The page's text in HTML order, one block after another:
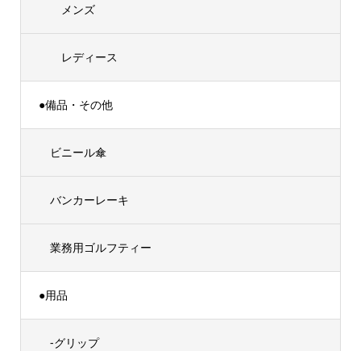
メンズ
レディース
●備品・その他
ビニール傘
バンカーレーキ
業務用ゴルフティー
●用品
-グリップ